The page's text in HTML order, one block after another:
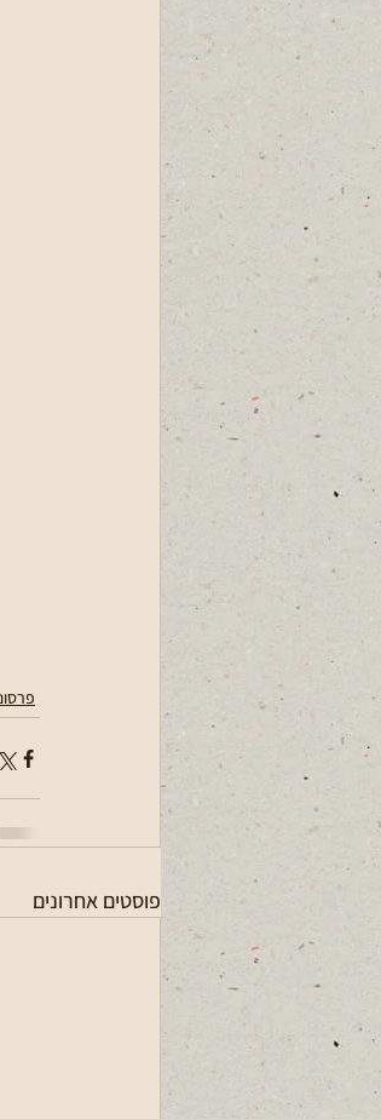
פוסטים אחרונים